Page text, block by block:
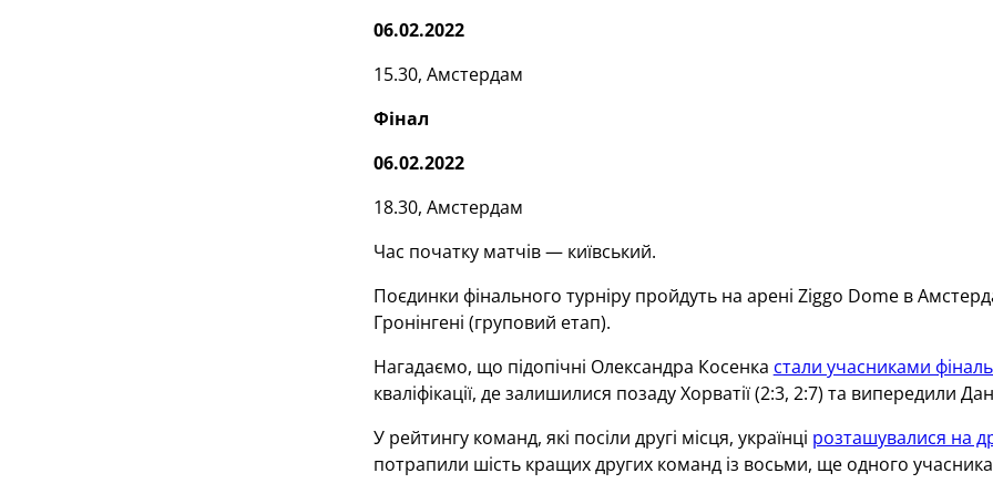
06.02.2022
15.30, Амстердам
Фінал
06.02.2022
18.30, Амстердам
Час початку матчів — київський.
Поєдинки фінального турніру пройдуть на арені Ziggo Dome в
Гронінгені (груповий етап).
Нагадаємо, що підопічні Олександра Косенка стали учасниками
кваліфікації, де залишилися позаду Хорватії (2:3, 2:7) та випередили
У рейтингу команд, які посіли другі місця, українці розташувалися на
потрапили шість кращих других команд із восьми, ще одного